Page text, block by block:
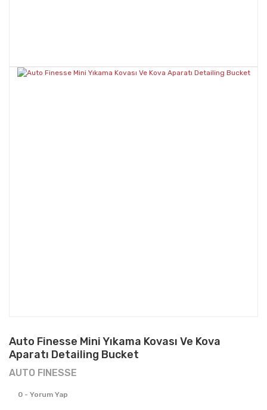
Auto Finesse Mini Yıkama Kovası Ve Kova
Aparatı Detailing Bucket
AUTO FINESSE
0 - Yorum Yap